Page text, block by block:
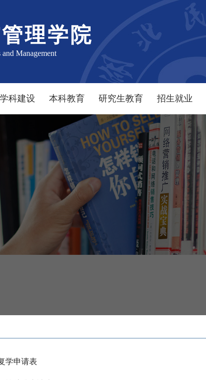
理学院
Management
学科建设 本科教育 研究生教育 招生就业
学申请表